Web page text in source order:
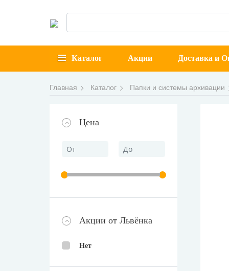
Каталог Акции Доставка и
Главная Каталог Папки и системы архивации
Цена
Акции от Львёнка
Нет